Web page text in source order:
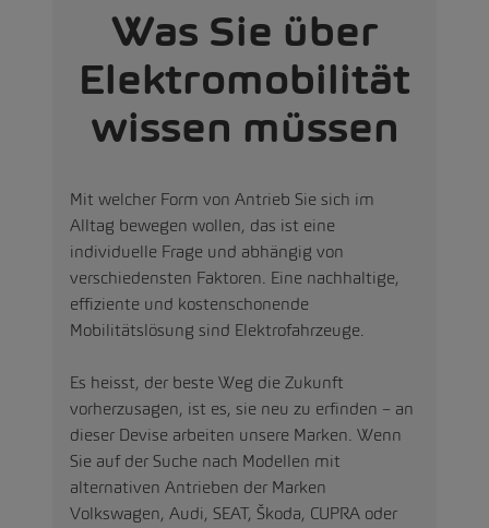
Was Sie über
Elektromobilität
wissen müssen
Mit welcher Form von Antrieb Sie sich im
Alltag bewegen wollen, das ist eine
individuelle Frage und abhängig von
verschiedensten Faktoren. Eine nachhaltige,
effiziente und kostenschonende
Mobilitätslösung sind Elektrofahrzeuge.
Es heisst, der beste Weg die Zukunft
vorherzusagen, ist es, sie neu zu erfinden – an
dieser Devise arbeiten unsere Marken. Wenn
Sie auf der Suche nach Modellen mit
alternativen Antrieben der Marken
Volkswagen, Audi, SEAT, Škoda, CUPRA oder